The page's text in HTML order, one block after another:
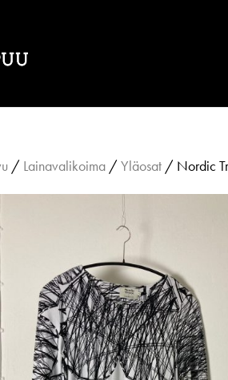
/ Lainavalikoima /Yläosat / Nordic